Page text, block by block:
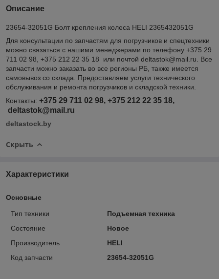
Описание
23654-32051G Болт крепления колеса HELI 2365432051G
Для консультации по запчастям для погрузчиков и спецтехники
можно связаться с нашими менеджерами по телефону +375 29
711 02 98, +375 212 22 35 18 или почтой deltastok@mail.ru. Все
запчасти можно заказать во все регионы РБ, также имеется
самовывоз со склада. Предоставляем услуги технического
обслуживания и ремонта погрузчиков и складской техники.
Контакты: +375 29 711 02 98, +375 212 22 35 18,
deltastok@mail.ru
deltastock.by
Скрыть
Характеристики
Основные
Тип техники
Подъемная техника
Состояние
Новое
Производитель
HELI
Код запчасти
23654-32051G